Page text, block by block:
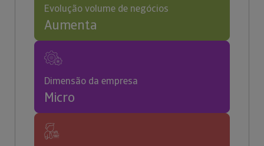
Evolução volume de negócios
Aumenta
Dimensão da empresa
Micro